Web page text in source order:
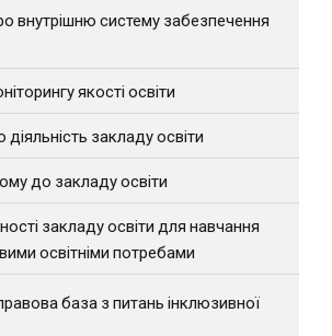
внутрішню систему забезпечення
якості освіти
діяльність закладу освіти
до закладу освіти
закладу освіти для навчання
освітніми потребами
база з питань інклюзивної